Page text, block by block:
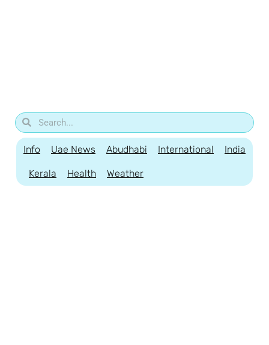
Info Uae News Abudhabi International India
Kerala Health Weather